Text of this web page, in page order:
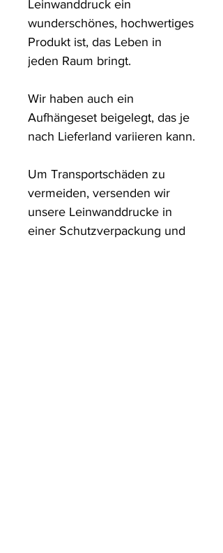
Leinwanddruck ein
wunderschönes, hochwertiges
Produkt ist, das Leben in
jeden Raum bringt.
Wir haben auch ein
Aufhängeset beigelegt, das je
nach Lieferland variieren kann.
Um Transportschäden zu
vermeiden, versenden wir
unsere Leinwanddrucke in
einer Schutzverpackung und